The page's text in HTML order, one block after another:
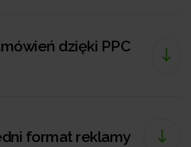
dzięki PPC
format reklamy